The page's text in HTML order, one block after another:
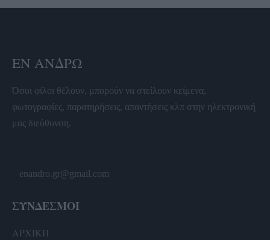
ΕΝ ΆΝΔΡΩ
Όσοι φίλοι θέλουν, μπορούν να στείλουν κείμενα,
φωτογραφίες, παρατηρήσεις, απαντήσεις κλπ στην ηλεκτρονική
μας διεύθυνση.
enandro.gr@gmail.com
ΣΥΝΔΕΣΜΟΙ
ΑΡΧΙΚΗ